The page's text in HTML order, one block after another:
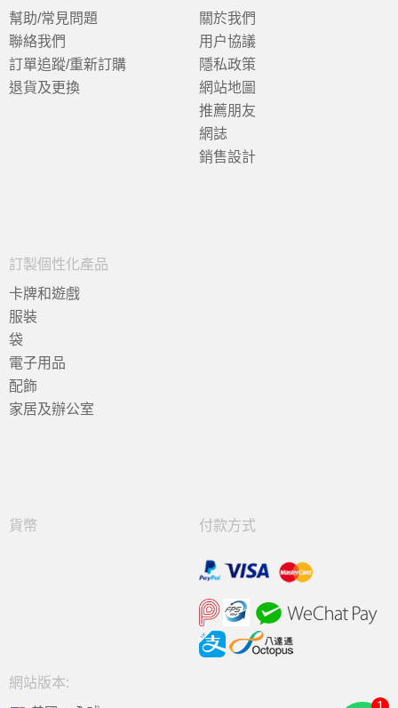
幫助/常見問題
聯絡我們
訂單追蹤/重新訂購
退貨及更換
關於我們
用户協議
隱私政策
網站地圖
推薦朋友
網誌
銷售設計
訂製個性化產品
卡牌和遊戲
服裝
袋
電子用品
配飾
家居及辦公室
貨幣 付款方式
網站版本: